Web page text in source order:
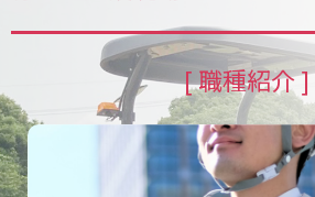
[ 職種紹介 ]